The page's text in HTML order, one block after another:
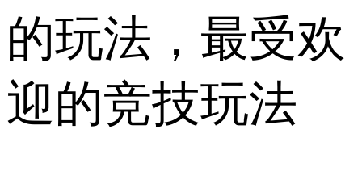
的玩法，最受欢
迎的竞技玩法